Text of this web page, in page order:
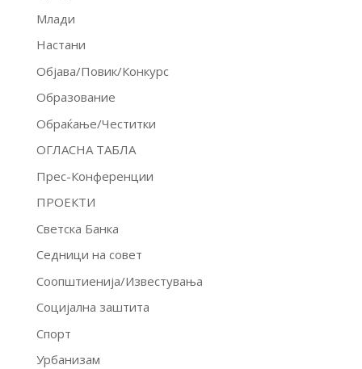
Млади
Настани
Објава/Повик/Конкурс
Образование
Обраќање/Честитки
ОГЛАСНА ТАБЛА
Прес-Конференции
ПРОЕКТИ
Светска Банка
Седници на совет
Соопштиенија/Известувања
Социјална заштита
Спорт
Урбанизам